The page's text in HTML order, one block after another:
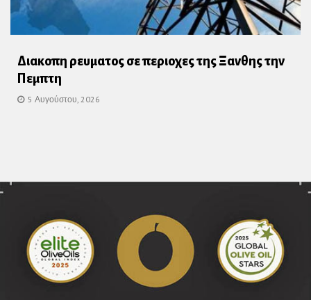
Διακοπη ρευματος σε περιοχες της Ξανθης την
Πεμπτη
5 Αυγούστου, 2026